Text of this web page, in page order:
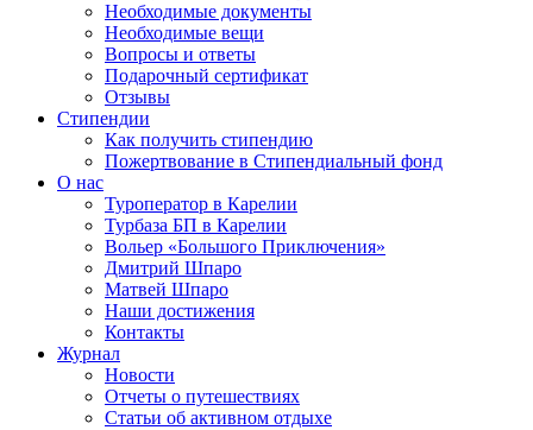
Необходимые документы
Необходимые вещи
Вопросы и ответы
Подарочный сертификат
Отзывы
Стипендии
Как получить стипендию
Пожертвование в Стипендиальный фонд
О нас
Туроператор в Карелии
Турбаза БП в Карелии
Вольер «Большого Приключения»
Дмитрий Шпаро
Матвей Шпаро
Наши достижения
Контакты
Журнал
Новости
Отчеты о путешествиях
Статьи об активном отдыхе